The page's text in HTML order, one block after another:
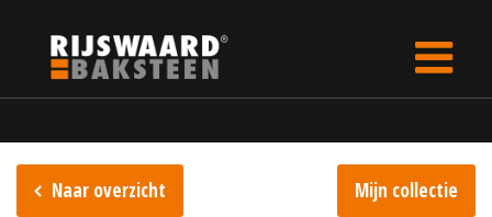
Naar overzicht Mijn collectie